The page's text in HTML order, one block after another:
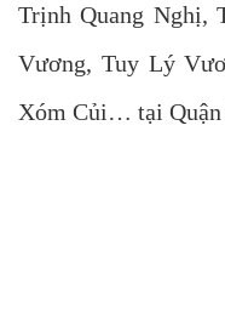
Trịnh Quang Nghị,
Vương, Tuy Lý
Xóm Củi… tại Quận